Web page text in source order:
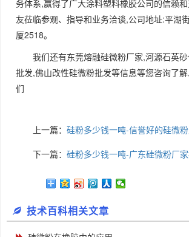
务体系,赢得了广大涂料塑料橡胶公司的信赖
友莅临参观、指导和业务洽谈,公司地址:平湖
厦2518。
我们还有东莞熔融硅微粉厂家,河源石英
批发,佛山改性硅微粉批发等信息等您咨询了
们
上一篇： 硅粉多少钱一吨-信誉好的硅微
下一篇： 硅粉多少钱一吨-广东硅微粉厂
技术百科相关文章